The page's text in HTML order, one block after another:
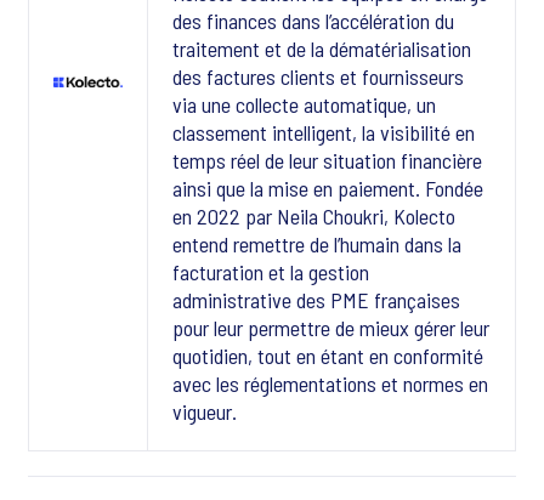
des finances dans l’accélération du
traitement et de la dématérialisation
des factures clients et fournisseurs
via une collecte automatique, un
classement intelligent, la visibilité en
temps réel de leur situation financière
ainsi que la mise en paiement. Fondée
en 2022 par Neila Choukri, Kolecto
entend remettre de l’humain dans la
facturation et la gestion
administrative des PME françaises
pour leur permettre de mieux gérer leur
quotidien, tout en étant en conformité
avec les réglementations et normes en
vigueur.